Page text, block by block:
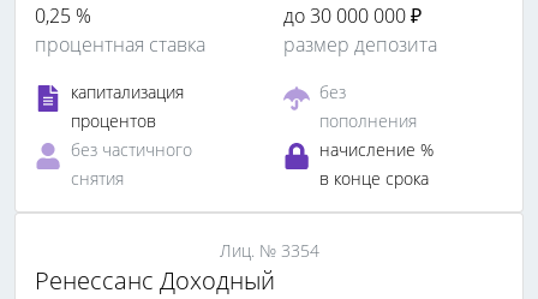
0,25 %
процентная ставка
до 30 000 000 ₽
размер депозита
капитализация
процентов
без
пополнения
без частичного
снятия
начисление %
в конце срока
Лиц. № 3354
Ренессанс Доходный